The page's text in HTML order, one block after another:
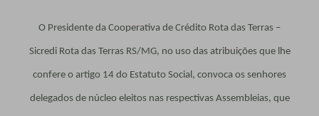
O Presidente da Cooperativa de Crédito Rota das Terras –
Sicredi Rota das Terras RS/MG, no uso das atribuições que lhe
confere o artigo 14 do Estatuto Social, convoca os senhores
delegados de núcleo eleitos nas respectivas Assembleias, que